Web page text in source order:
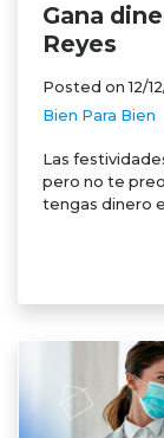
Gana
Reyes
Posted on12/
Bien Para Bien
Las
pero no te
tengas dinero